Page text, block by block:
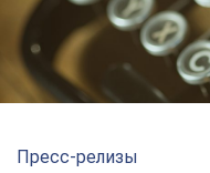
Пресс-релизы